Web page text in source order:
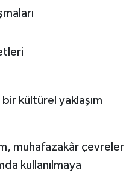
bir kültürel yaklaşım
muhafazakâr çevreler
kullanılmaya